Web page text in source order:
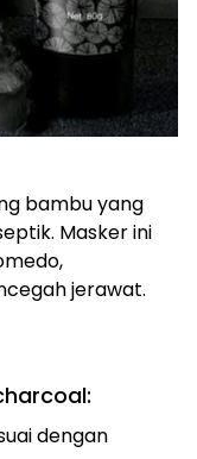
bambu yang
Masker ini
jerawat.
dengan